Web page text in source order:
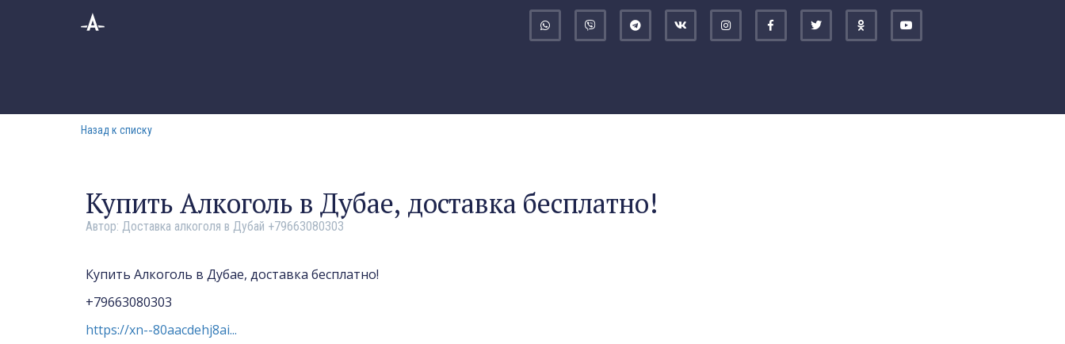
Назад к списку
Купить Алкоголь в Дубае, доставка бесплатно!
Автор: Доставка алкоголя в Дубай +79663080303
Купить Алкоголь в Дубае, доставка бесплатно!
+79663080303
https://xn--80aacdehj8ai...